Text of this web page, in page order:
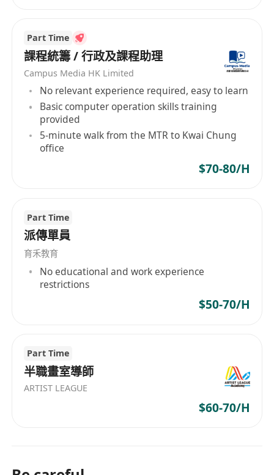
Part Time
課程統籌 / 行政及課程助理
Campus Media HK Limited
No relevant experience required, easy to learn
Basic computer operation skills training
provided
5-minute walk from the MTR to Kwai Chung
office
$70-80/H
Part Time
派傳單員
育禾教育
No educational and work experience
restrictions
$50-70/H
Part Time
半職畫室導師
ARTIST LEAGUE
$60-70/H